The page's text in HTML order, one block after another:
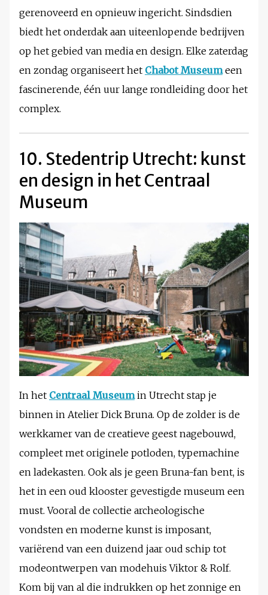
gerenoveerd en opnieuw ingericht. Sindsdien
biedt het onderdak aan uiteenlopende bedrijven
op het gebied van media en design. Elke zaterdag
en zondag organiseert het Chabot Museumeen
fascinerende, één uur lange rondleiding door het
complex.
10. Stedentrip Utrecht: kunst
en design in het Centraal
Museum
In het Centraal Museumin Utrecht stap je
binnen in Atelier Dick Bruna. Op de zolder is de
werkkamer van de creatieve geest nagebouwd,
compleet met originele potloden, typemachine
en ladekasten. Ook als je geen Bruna-fan bent, is
het in een oud klooster gevestigde museum een
must. Vooral de collectie archeologische
vondsten en moderne kunst is imposant,
variërend van een duizend jaar oud schip tot
modeontwerpen van modehuis Viktor & Rolf.
Kom bij van al die indrukken op het zonnige en